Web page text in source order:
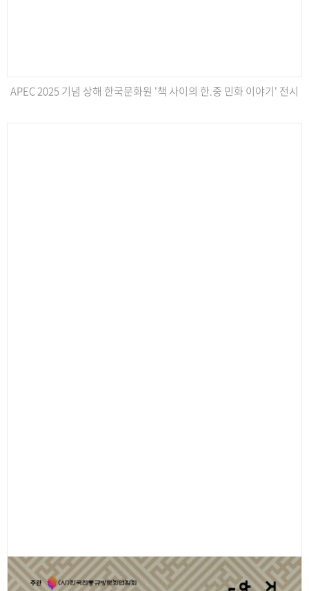
APEC 2025 기념 상해 한국문화원 '책 사이의 한.중 민화 이야기' 전시